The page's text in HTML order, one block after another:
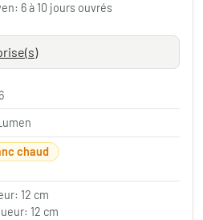
6 à 10 jours ouvrés
chaud
12 cm
12 cm